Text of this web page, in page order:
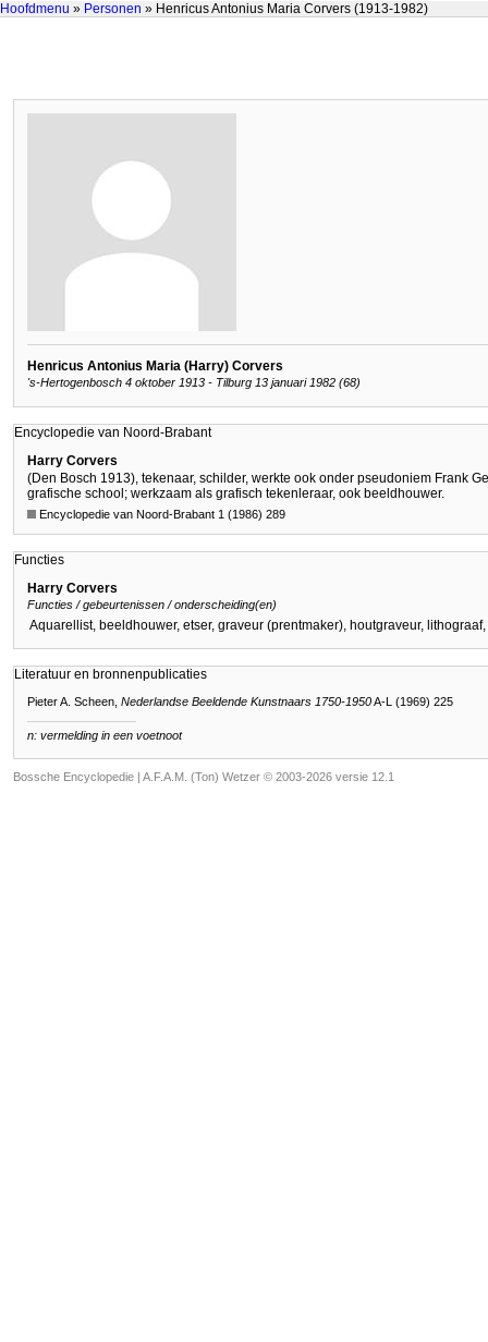
Hoofdmenu » Personen » Henricus Antonius Maria Corvers (1913-1982)
Henricus Antonius Maria (Harry) Corvers
's-Hertogenbosch 4 oktober 1913 - Tilburg 13 januari 1982 (68)
Encyclopedie van Noord-Brabant
Harry Corvers
(Den Bosch 1913), tekenaar, schilder, werkte ook onder pseudoniem Frank
grafische school; werkzaam als grafisch tekenleraar, ook beeldhouwer.
Encyclopedie van Noord-Brabant 1 (1986) 289
Functies
Harry Corvers
Functies / gebeurtenissen / onderscheiding(en)
Aquarellist, beeldhouwer, etser, graveur (prentmaker), houtgraveur,
Literatuur en bronnenpublicaties
Pieter A. Scheen, Nederlandse Beeldende Kunstnaars 1750-1950A-L (1969) 225
n: vermelding in een voetnoot
Bossche Encyclopedie | A.F.A.M. (Ton) Wetzer © 2003-2026 versie 12.1